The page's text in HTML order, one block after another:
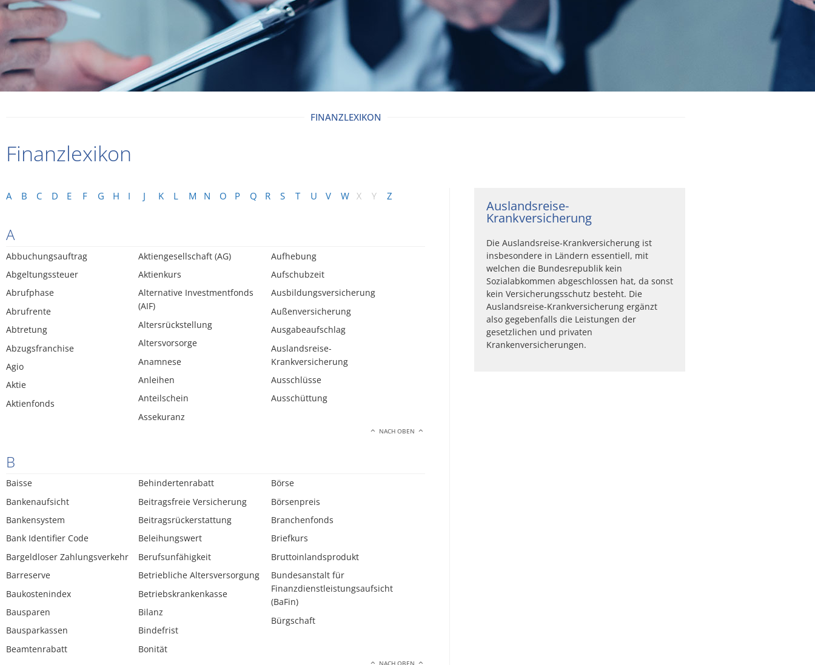
FINANZLEXIKON
Finanzlexikon
A B C D E F G H I J K L M N O P Q R S T U V W X Y Z
A
Abbuchungsauftrag
Abgeltungssteuer
Abrufphase
Abrufrente
Abtretung
Abzugsfranchise
Agio
Aktie
Aktienfonds
Aktiengesellschaft (AG)
Aktienkurs
Alternative Investmentfonds
(AIF)
Altersrückstellung
Altersvorsorge
Anamnese
Anleihen
Anteilschein
Assekuranz
Aufhebung
Aufschubzeit
Ausbildungsversicherung
Außenversicherung
Ausgabeaufschlag
Auslandsreise-
Krankversicherung
Ausschlüsse
Ausschüttung
NACH OBEN
B
Baisse
Bankenaufsicht
Bankensystem
Bank Identifier Code
Bargeldloser Zahlungsverkehr
Barreserve
Baukostenindex
Bausparen
Bausparkassen
Beamtenrabatt
Behindertenrabatt
Beitragsfreie Versicherung
Beitragsrückerstattung
Beleihungswert
Berufsunfähigkeit
Betriebliche Altersversorgung
Betriebskrankenkasse
Bilanz
Bindefrist
Bonität
Börse
Börsenpreis
Branchenfonds
Briefkurs
Bruttoinlandsprodukt
Bundesanstalt für
Finanzdienstleistungsaufsicht
(BaFin)
Bürgschaft
NACH OBEN
Auslandsreise-
Krankversicherung
Die Auslandsreise-Krankversicherung ist
insbesondere in Ländern essentiell, mit
welchen die Bundesrepublik kein
Sozialabkommen abgeschlossen hat, da sonst
kein Versicherungsschutz besteht. Die
Auslandsreise-Krankversicherung ergänzt
also gegebenfalls die Leistungen der
gesetzlichen und privaten
Krankenversicherungen.